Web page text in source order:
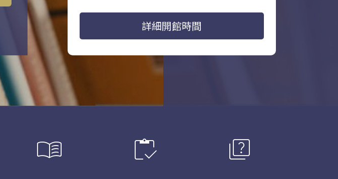
詳細開館時間
menu_book inventory quiz